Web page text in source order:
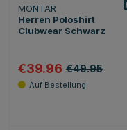
MONTAR
Herren Poloshirt
Clubwear Schwarz
€39.96 €49.95